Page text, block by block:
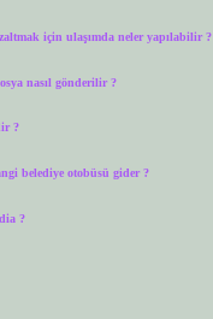
için ulaşımda neler yapılabilir ?
nasıl gönderilir ?
?
belediye otobüsü gider ?
?